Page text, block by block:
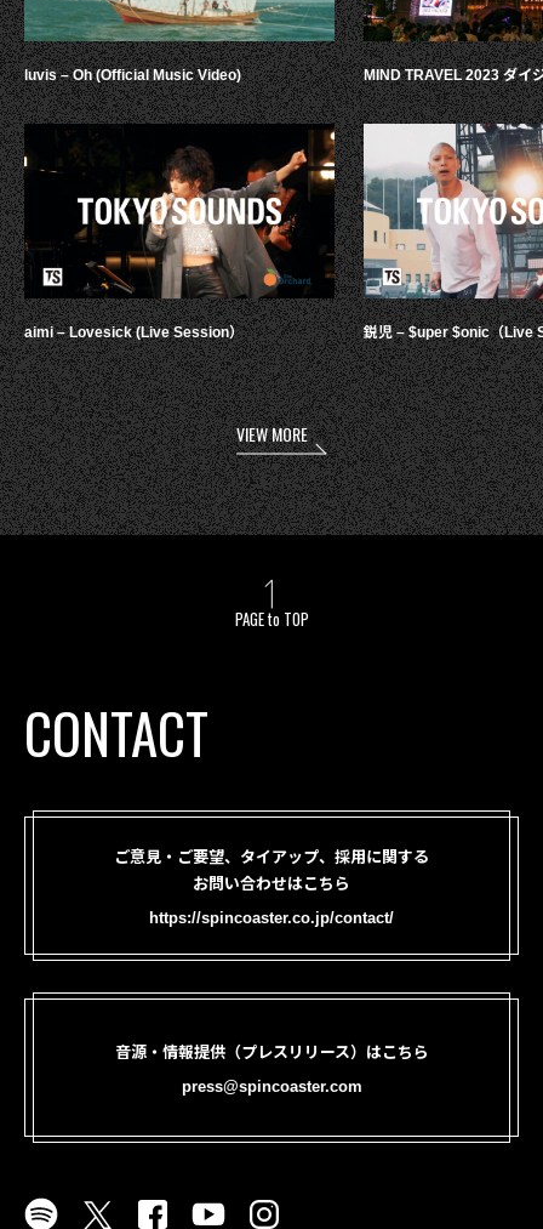
luvis – Oh (Official Music Video)
aimi – Lovesick (Live Session）
MIND TRAVEL 2023 ダイ
鋭児 – $uper $onic（Live
VIEW MORE
PAGE to TOP
CONTACT
ご意見・ご要望、タイアップ、採用に関する
お問い合わせはこちら
https://spincoaster.co.jp/contact/
音源・情報提供（プレスリリース）はこちら
press@spincoaster.com